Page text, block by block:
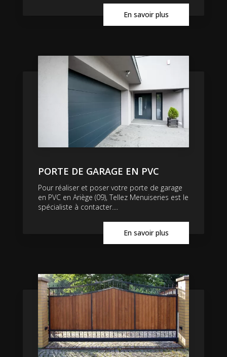
En savoir plus
PORTE DE GARAGE EN PVC
Pour réaliser et poser votre porte de garage
en PVC en Ariège (09), Tellez Menuiseries est le
spécialiste à contacter....
En savoir plus